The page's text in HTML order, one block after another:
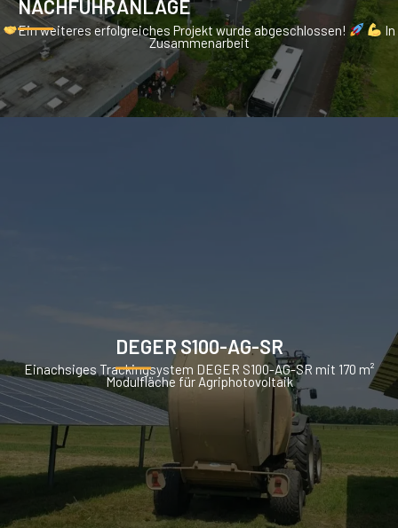
NACHFÜHRANLAGE
Ein weiteres erfolgreiches Projekt wurde abgeschlossen!
In
Zusammenarbeit
DEGER S100-AG-SR
Einachsiges Trackingsystem DEGER S100-AG-SR mit 170 m²
Modulfläche für Agriphotovoltaik